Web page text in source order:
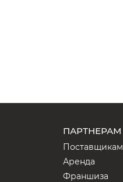
ПАРТНЕРАМ
Поставщикам
Аренда
Франшиза